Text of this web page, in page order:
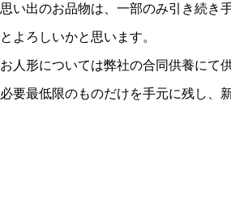
思い出のお品物は、一部のみ引き続き
とよろしいかと思います。
お人形については弊社の合同供養にて
必要最低限のものだけを手元に残し、